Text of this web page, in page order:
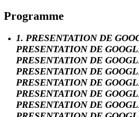
Programme
1. PRESENTATION DE
PRESENTATION DE
PRESENTATION DE
PRESENTATION DE
PRESENTATION DE
PRESENTATION DE
PRESENTATION DE